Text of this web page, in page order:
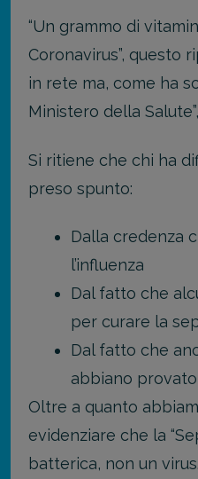
“Un grammo di
Coronavirus”, questo
in rete ma, come ha
Ministero della
Si ritiene che chi ha
preso spunto:
Dalla credenza
l’influenza
Dal fatto che
per curare la
Dal fatto che
abbiano
Oltre a quanto
evidenziare che la
batterica, non un virus.